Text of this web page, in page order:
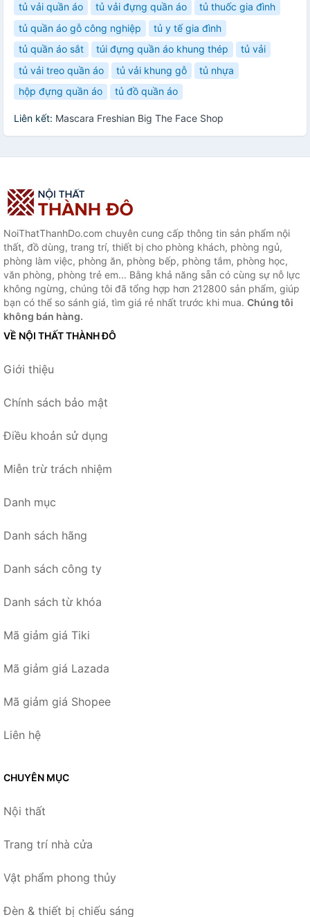
tủ vải quần áo
tủ vải đựng quần áo
tủ thuốc gia đình
tủ quần áo gỗ công nghiệp
tủ y tế gia đình
tủ quần áo sắt
túi đựng quần áo khung thép
tủ vải
tủ vải treo quần áo
tủ vải khung gỗ
tủ nhựa
hộp đựng quần áo
tủ đồ quần áo
Liên kết: Mascara Freshian Big The Face Shop
NoiThatThanhDo.com chuyên cung cấp thông tin sản phẩm nội
thất, đồ dùng, trang trí, thiết bị cho phòng khách, phòng ngủ,
phòng làm việc, phòng ăn, phòng bếp, phòng tắm, phòng học,
văn phòng, phòng trẻ em... Bằng khả năng sẵn có cùng sự nỗ lực
không ngừng, chúng tôi đã tổng hợp hơn 212800 sản phẩm, giúp
bạn có thể so sánh giá, tìm giá rẻ nhất trước khi mua. Chúng tôi
không bán hàng.
VỀ NỘI THẤT THÀNH ĐÔ
Giới thiệu
Chính sách bảo mật
Điều khoản sử dụng
Miễn trừ trách nhiệm
Danh mục
Danh sách hãng
Danh sách công ty
Danh sách từ khóa
Mã giảm giá Tiki
Mã giảm giá Lazada
Mã giảm giá Shopee
Liên hệ
CHUYÊN MỤC
Nội thất
Trang trí nhà cửa
Vật phẩm phong thủy
Đèn & thiết bị chiếu sáng